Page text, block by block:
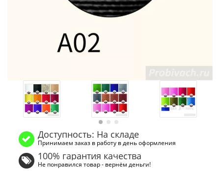
Доступность: На складе
Принимаем заказ в работу в день оформления
100% гарантия качества
Не понравился товар - вернём деньги!